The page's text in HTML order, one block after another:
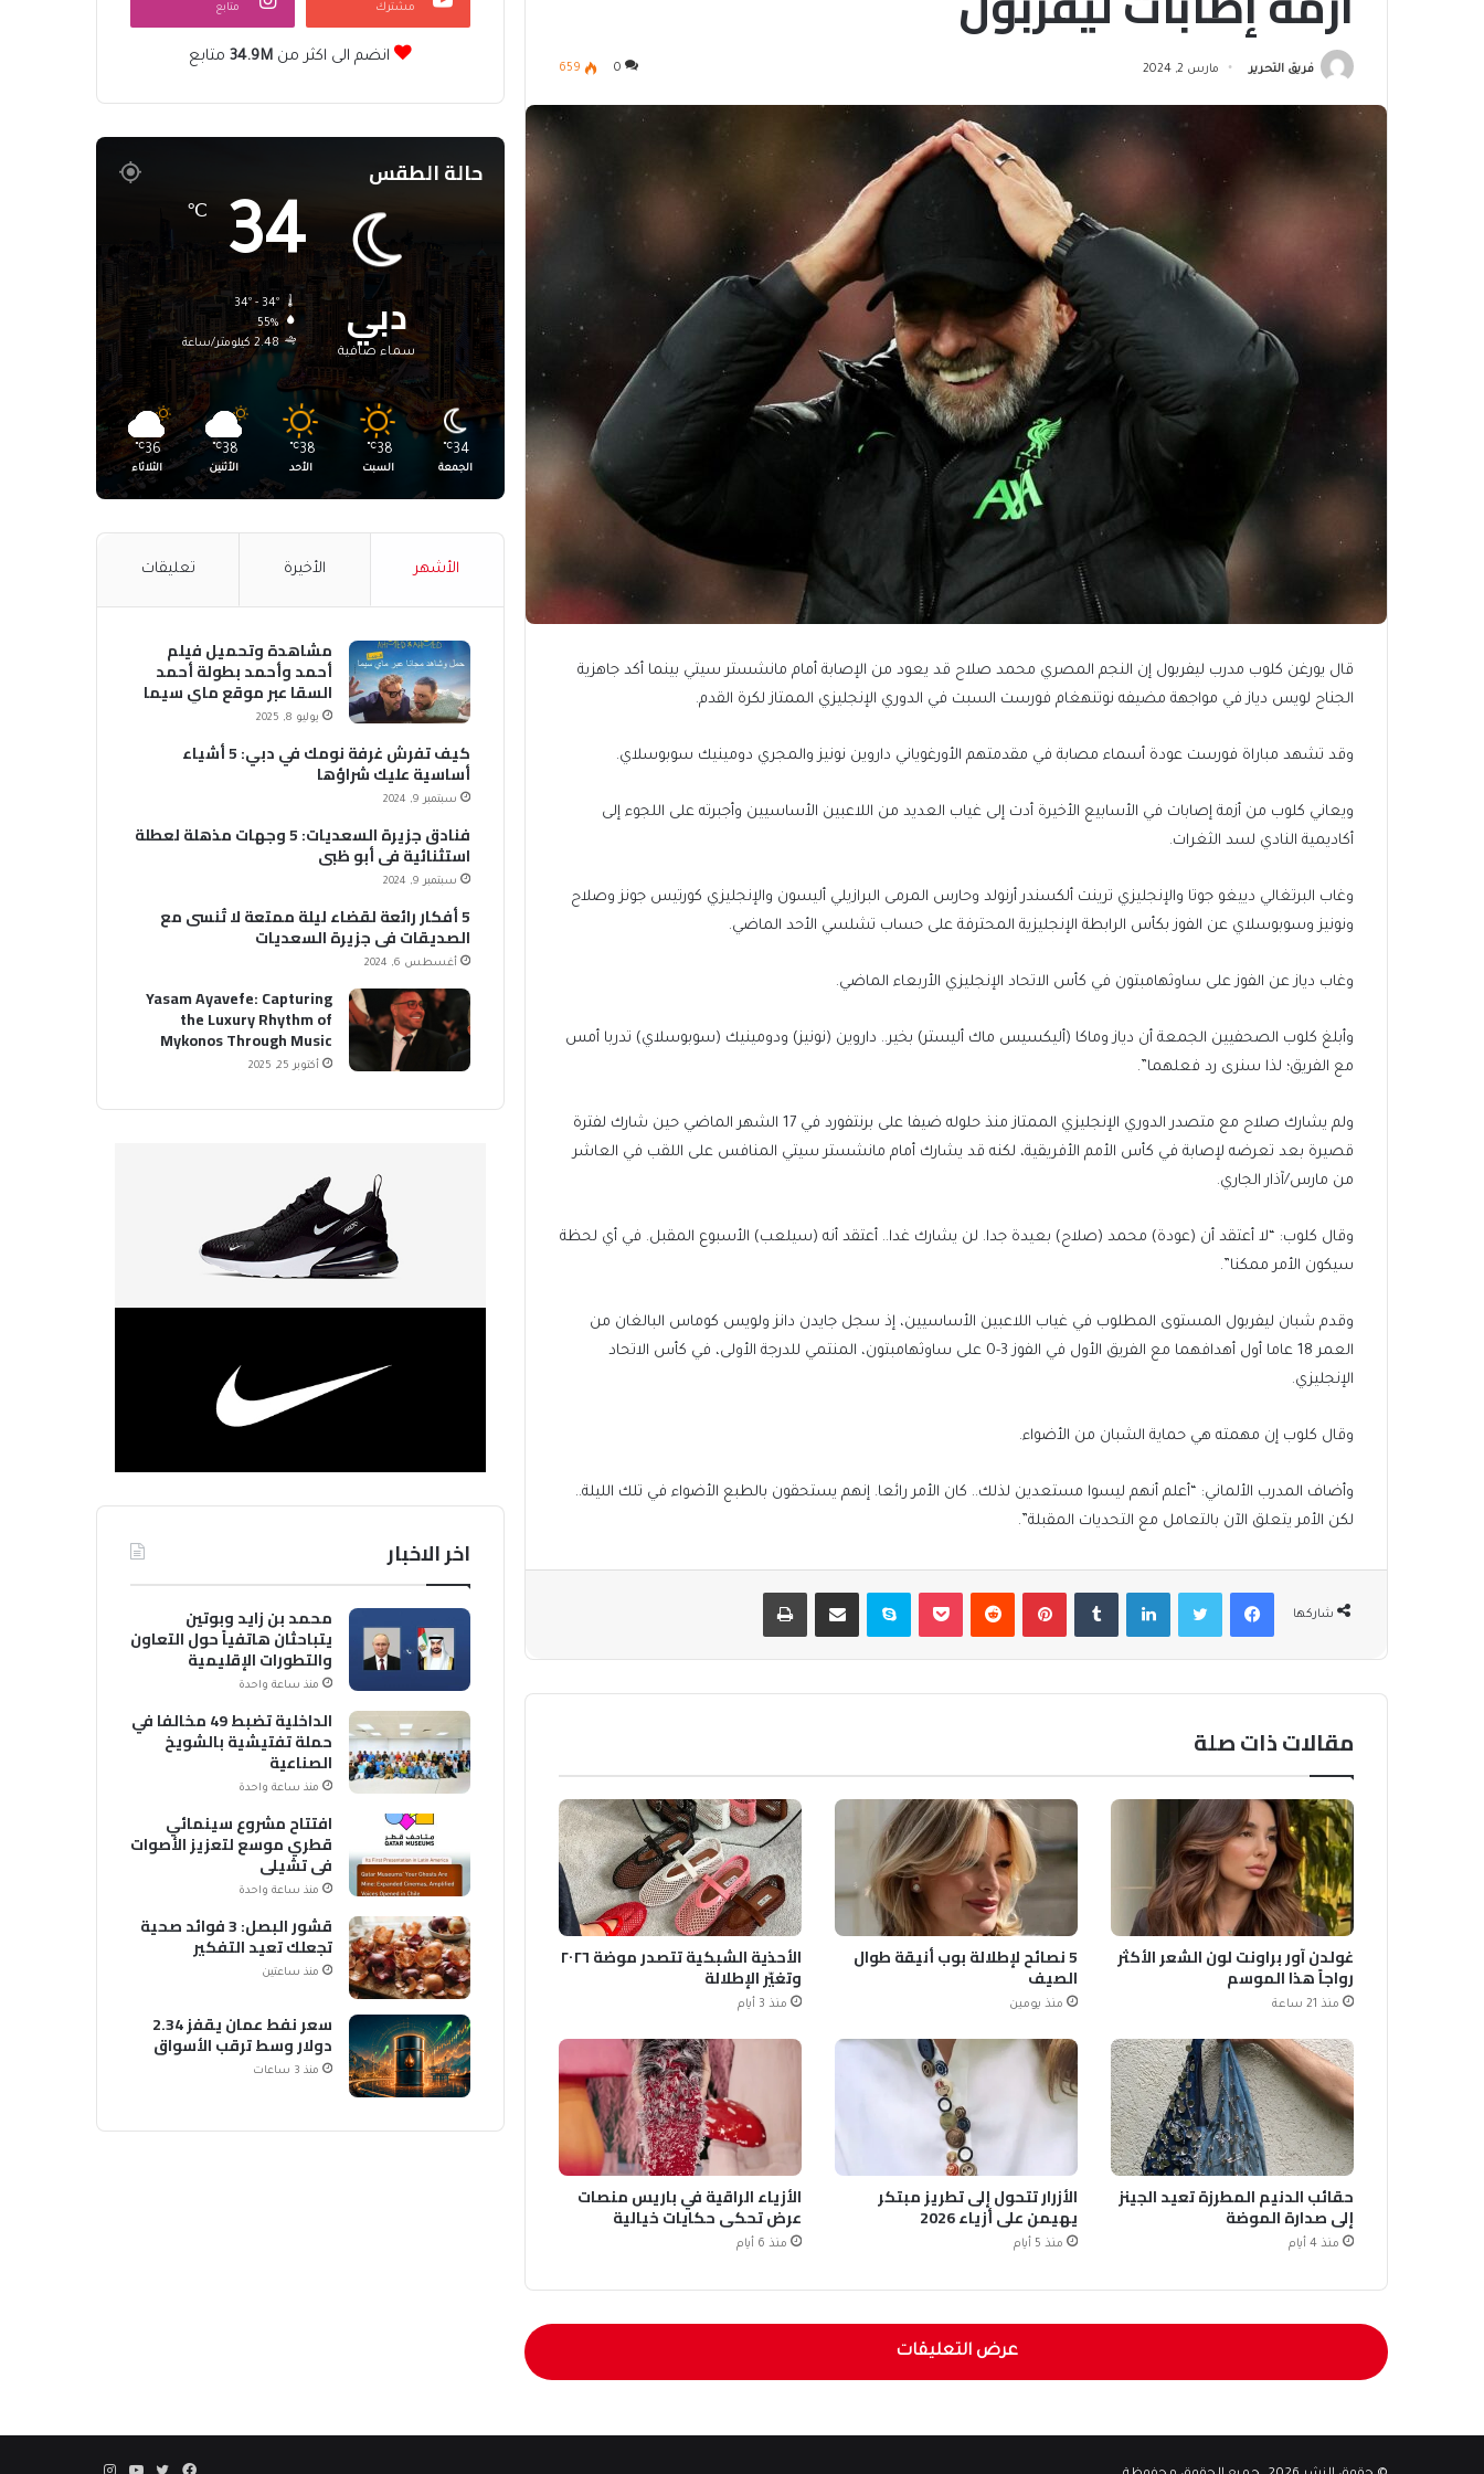
فريق التحرير مارس 2, 2024 0
659
قال يورغن كلوب مدرب ليفربول إن النجم المصري محمد صلاح قد يعود من الإصابة أمام مانشستر سيتي بينما أكد جاهزية
الجناح لويس دياز في مواجهة مضيفه نوتنهغام فورست السبت في الدوري الإنجليزي الممتاز لكرة القدم.
وقد تشهد مباراة فورست عودة أسماء مصابة في مقدمتهم الأورغوياني داروين نونيز والمجري دومينيك سوبوسلاي.
ويعاني كلوب من أزمة إصابات في الأسابيع الأخيرة أدت إلى غياب العديد من اللاعبين الأساسيين وأجبرته على اللجوء إلى
أكاديمية النادي لسد الثغرات.
وغاب البرتغالي دييغو جوتا والإنجليزي ترينت ألكسندر أرنولد وحارس المرمى البرازيلي أليسون والإنجليزي كورتيس جونز وصلاح
ونونيز وسوبوسلاي عن الفوز بكأس الرابطة الإنجليزية المحترفة على حساب تشلسي الأحد الماضي.
وغاب دياز عن الفوز على ساوثهامبتون في كأس الاتحاد الإنجليزي الأربعاء الماضي.
وأبلغ كلوب الصحفيين الجمعة أن دياز وماكا (أليكسيس ماك أليستر) بخير.. داروين (نونيز) ودومينيك (سوبوسلاي) تدربا أمس
مع الفريق؛ لذا سنرى رد فعلهما”.
ولم يشارك صلاح مع متصدر الدوري الإنجليزي الممتاز منذ حلوله ضيفا على برنتفورد في 17 الشهر الماضي حين شارك لفترة
قصيرة بعد تعرضه لإصابة في كأس الأمم الأفريقية، لكنه قد يشارك أمام مانشستر سيتي المنافس على اللقب في العاشر
من مارس/آذار الجاري.
وقال كلوب: “لا أعتقد أن (عودة) محمد (صلاح) بعيدة جدا. لن يشارك غدا.. أعتقد أنه (سيلعب) الأسبوع المقبل. في أي لحظة
سيكون الأمر ممكنا”.
وقدم شبان ليفربول المستوى المطلوب في غياب اللاعبين الأساسيين، إذ سجل جايدن دانز ولويس كوماس البالغان من
العمر 18 عاما أول أهدافهما مع الفريق الأول في الفوز 3-0 على ساوثهامبتون، المنتمي للدرجة الأولى، في كأس الاتحاد
الإنجليزي.
وقال كلوب إن مهمته هي حماية الشبان من الأضواء.
وأضاف المدرب الألماني: “أعلم أنهم ليسوا مستعدين لذلك.. كان الأمر رائعا. إنهم يستحقون بالطبع الأضواء في تلك الليلة..
لكن الأمر يتعلق الآن بالتعامل مع التحديات المقبلة”.
شاركها
فيسبوكتويتر لينكدإن بينتيريست بوكيت سكايب مشاركة عبر البريد طباعة
مقالات ذات صلة
غولدن آور براونت لون الشعر الأكثر
رواجاً هذا الموسم
منذ 21 ساعة
5 نصائح لإطلالة بوب أنيقة طوال
الصيف
منذ يومين
الأحذية الشبكية تتصدر موضة ٢٠٢٦
وتغيّر الإطلالة
منذ 3 أيام
حقائب الدنيم المطرزة تعيد الجينز
إلى صدارة الموضة
منذ 4 أيام
الأزرار تتحول إلى تطريز مبتكر
يهيمن على أزياء 2026
منذ 5 أيام
الأزياء الراقية في باريس منصات
عرض تحكي حكايات خيالية
منذ 6 أيام
عرض التعليقات
مشترك متابع
انضم الى اكثر من34.9M متابع
حالة الطقس
دبي
سماء صافية
34
℃
34º - 34º
55%
2.48 كيلومتر/ساعة
34
℃
الجمعة
38
℃
السبت
38
℃
الأحد
38
℃
الأثنين
36
℃
الثلاثاء
الأشهر الأخيرة تعليقات
مشاهدة وتحميل فيلم
أحمد وأحمد بطولة أحمد
السقا عبر موقع ماي سيما
MyCima (وي سيما WeCima)
يوليو 8, 2025
كيف تفرش غرفة نومك في دبي: 5 أشياء
أساسية عليك شراؤها
سبتمبر 9, 2024
فنادق جزيرة السعديات: 5 وجهات مذهلة لعطلة
استثنائية في أبو ظبي
سبتمبر 9, 2024
5 أفكار رائعة لقضاء ليلة ممتعة لا تُنسى مع
الصديقات في جزيرة السعديات
أغسطس 6, 2024
Yasam Ayavefe: Capturing
the Luxury Rhythm of
Mykonos Through Music
أكتوبر 25, 2025
اخر الاخبار
محمد بن زايد وبوتين
يتباحثان هاتفياً حول التعاون
والتطورات الإقليمية
والدولية
منذ ساعة واحدة
الداخلية تضبط 49 مخالفا في
حملة تفتيشية بالشويخ
الصناعية
منذ ساعة واحدة
افتتاح مشروع سينمائي
قطري موسع لتعزيز الأصوات
في تشيلي
منذ ساعة واحدة
قشور البصل: 3 فوائد صحية
تجعلك تعيد التفكير
منذ ساعتين
سعر نفط عمان يقفز 2.34
دولار وسط ترقب الأسواق
منذ 3 ساعات
فيسبوك
تويتريوتيوبانستقرام